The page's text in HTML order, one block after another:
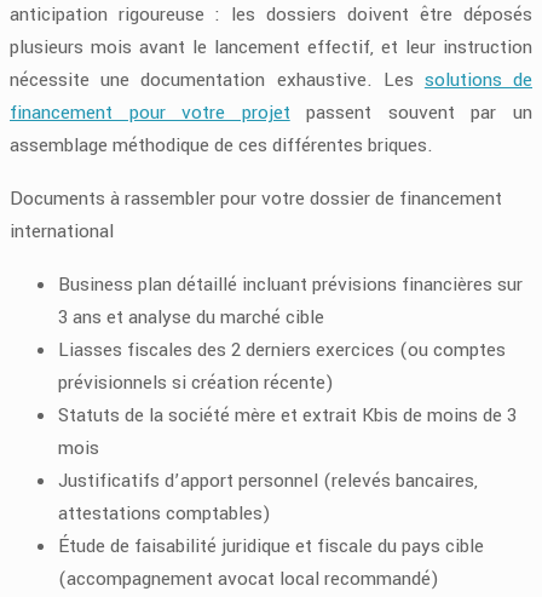
anticipation rigoureuse : les dossiers doivent être déposés
plusieurs mois avant le lancement effectif, et leur instruction
nécessite une documentation exhaustive. Lessolutions de
financement pour votre projetpassent souvent par un
assemblage méthodique de ces différentes briques.
Documents à rassembler pour votre dossier de financement
international
Business plan détaillé incluant prévisions financières sur
3 ans et analyse du marché cible
Liasses fiscales des 2 derniers exercices (ou comptes
prévisionnels si création récente)
Statuts de la société mère et extrait Kbis de moins de 3
mois
Justificatifs d’apport personnel (relevés bancaires,
attestations comptables)
Étude de faisabilité juridique et fiscale du pays cible
(accompagnement avocat local recommandé)